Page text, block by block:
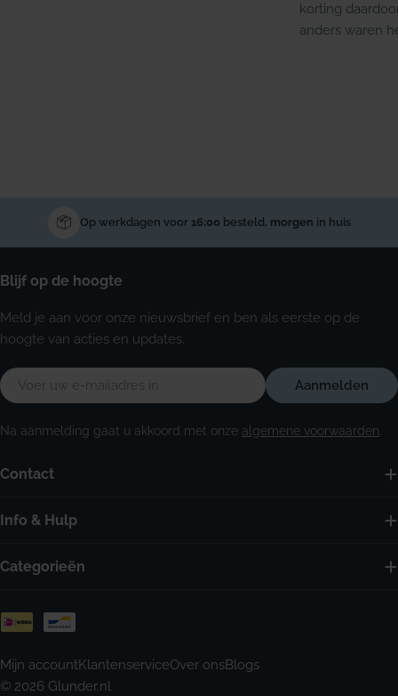
korting
anders waren
Op werkdagen voor 16:00 besteld, morgen in huis
Contact
Info & Hulp
Categorieën
Blijf op de hoogte
Meld je aan voor onze nieuwsbrief en ben als eerste op de
hoogte van acties en updates.
E-
mail
Aanmelden
Na aanmelding gaat u akkoord met onze algemene voorwaarden
Betaalmethoden
© 2026 Glunder.nl
Mijn accountKlantenserviceOver onsBlogs